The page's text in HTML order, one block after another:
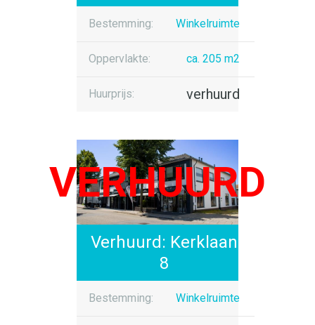
Bestemming: Winkelruimte
Oppervlakte: ca. 205 m2
Huurprijs: verhuurd
Verhuurd: Kerklaan
8
Bestemming: Winkelruimte